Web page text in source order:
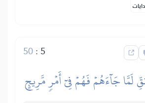
5
:
50
لَمَّا جَآءَهُمۡ فَهُمۡ فِيٓ أَمۡرٖ مَّرِيجٍ